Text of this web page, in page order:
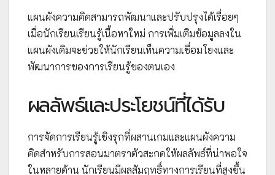
แผนผังความคิดสามารถพัฒนาและปรับปรุงได้เรื่อยๆ
เมื่อนักเรียนเรียนรู้เนื้อหาใหม่ การเพิ่มเติมข้อมูลลงใน
แผนผังเดิมจะช่วยให้นักเรียนเห็นความเชื่อมโยงและ
พัฒนาการของการเรียนรู้ของตนเอง
ผลลัพธ์และประโยชน์ที่ได้รับ
การจัดการเรียนรู้เชิงรุกที่ผสานเกมและแผนผังความ
คิดสำหรับการสอนมาตราตัวสะกดให้ผลลัพธ์ที่น่าพอใจ
ในหลายด้าน นักเรียนมีผลสัมฤทธิ์ทางการเรียนที่สูงขึ้น